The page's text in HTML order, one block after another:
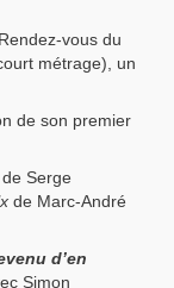
vous du
métrage), un
de son premier
Serge
de Marc-André
d’en
Simon